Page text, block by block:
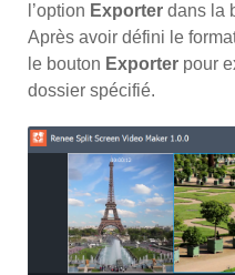
l’option Exporter dans la
Après avoir défini le
le bouton Exporter pour
dossier spécifié.